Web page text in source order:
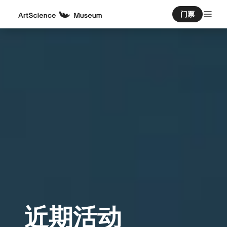
门票
近期活动